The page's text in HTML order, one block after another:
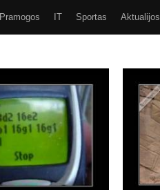
Pramogos IT Sportas Aktualijos